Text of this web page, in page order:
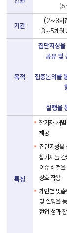
코
숍/
기간
(2~3시
3~5개월
목적
집단지성을
공유 및
집중논의를
실행을
특징
참가자 개별
제공
집단지성을
참가자들
이슈 해결
상호 작용
개인별 맞
및 실행을
현업 성과